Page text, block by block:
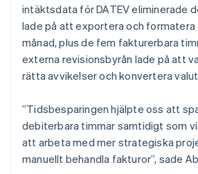
intäktsdata för DATEV eliminerade
lade på att exportera och
månad, plus de fem fakturerbara
externa revisionsbyrån lade på att
rätta avvikelser och konvertera
”Tidsbesparingen hjälpte oss att
debiterbara timmar samtidigt som
att arbeta med mer strategiska
manuellt behandla fakturor”, sade